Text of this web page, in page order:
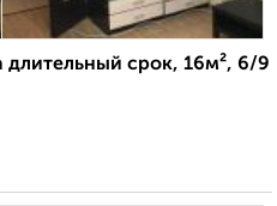
длительный срок, 16м², 6/9